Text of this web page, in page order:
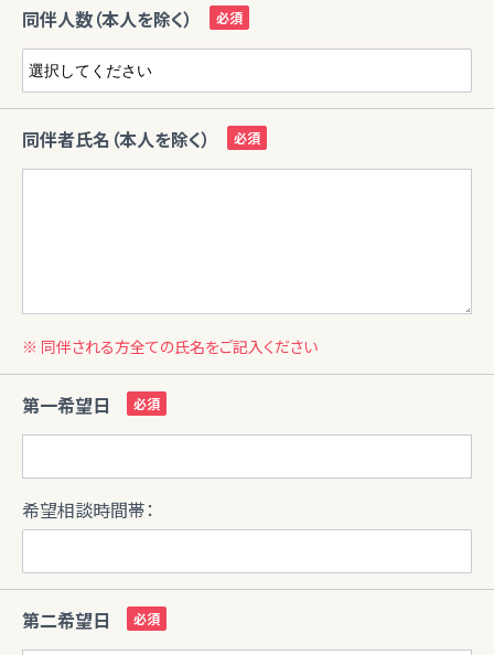
同伴人数（本人を除く）
同伴者氏名（本人を除く）
※ 同伴される方全ての氏名をご記入ください
第一希望日
希望相談時間帯：
第二希望日